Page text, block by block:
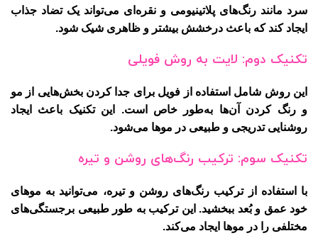
سرد مانند رنگ‌های پلاتینیومی و نقره‌ای می‌تواند یک تضاد جذاب
ایجاد کند که باعث درخشش بیشتر و ظاهری شیک شود.
تکنیک دوم: لایت به روش فویلی
این روش شامل استفاده از فویل برای جدا کردن بخش‌هایی از مو
و رنگ کردن آن‌ها به‌طور خاص است. این تکنیک باعث ایجاد
روشنایی تدریجی و طبیعی در موها می‌شود.
تکنیک سوم: ترکیب رنگ‌های روشن و تیره
با استفاده از ترکیب رنگ‌های روشن و تیره، می‌توانید به موهای
خود عمق و بُعد ببخشید. این ترکیب به طور طبیعی برجستگی‌های
مختلفی را در موها ایجاد می‌کند.